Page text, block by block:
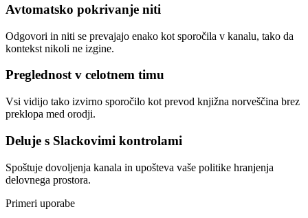
Avtomatsko pokrivanje niti
Odgovori in niti se prevajajo enako kot sporočila v kanalu, tako da
kontekst nikoli ne izgine.
Preglednost v celotnem timu
Vsi vidijo tako izvirno sporočilo kot prevod knjižna norveščina brez
preklopa med orodji.
Deluje s Slackovimi kontrolami
Spoštuje dovoljenja kanala in upošteva vaše politike hranjenja
delovnega prostora.
Primeri uporabe